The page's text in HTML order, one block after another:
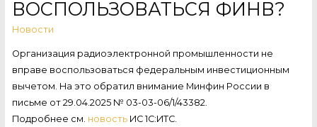
ВОСПОЛЬЗОВАТЬСЯ ФИНВ?
Новости
Организация радиоэлектронной промышленности не
вправе воспользоваться федеральным инвестиционным
вычетом. На это обратил внимание Минфин России в
письме от 29.04.2025 № 03-03-06/1/43382.
Подробнее см. новостьИС 1С:ИТС.